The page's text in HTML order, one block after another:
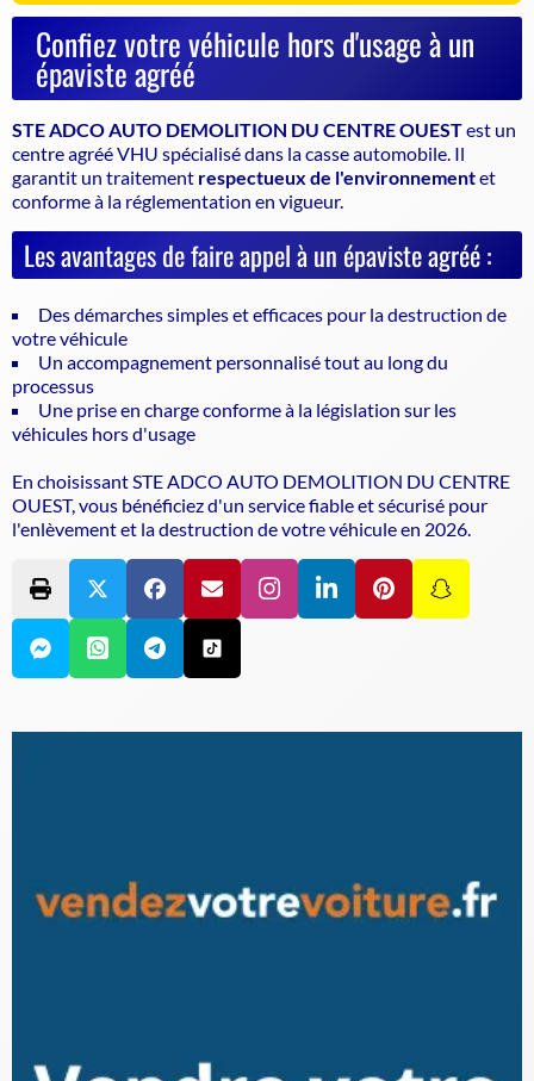
Confiez votre véhicule hors d'usage à un
épaviste agréé
STE ADCO AUTO DEMOLITION DU CENTRE OUESTest un
centre agréé VHU spécialisé dans la casse automobile. Il
garantit un traitement respectueux de l'environnementet
conforme à la réglementation en vigueur.
Les avantages de faire appel à un épaviste agréé :
Des démarches simples et efficaces pour la destruction de
votre véhicule
Un accompagnement personnalisé tout au long du
processus
Une prise en charge conforme à la législation sur les
véhicules hors d'usage
En choisissant STE ADCO AUTO DEMOLITION DU CENTRE
OUEST, vous bénéficiez d'un service fiable et sécurisé pour
l'enlèvement et la destruction de votre véhicule en 2026.